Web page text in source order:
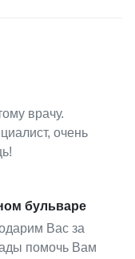
врачу.
очень
бульваре
Вас за
помочь Вам